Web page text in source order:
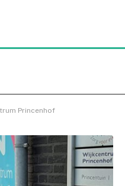
Princenhof